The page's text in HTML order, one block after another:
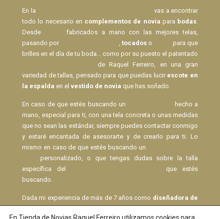
En la
vas a encontrar
todo lo necesario en complementos de novia para bodas.
Desde
fabricados a mano con las mejores telas,
pasando por
,tocados o
para que
brilles en el día de tu boda... como por su puesto el patentado
de Raquel Ferreiro, en una gran
variedad de tallas, pensado para que puedas lucir escote en
la espalda en el vestido de novia que has soñado.
En caso de que estés buscando un
hecho a
mano, especial para ti, con una tela concreta o unas medidas
que no sean las estándar, siempre puedes contactar conmigo
y estaré encantada de asesorarte y de crearlo para ti. Lo
mismo en caso de que estés buscando un
personalizado, o que tengas dudas sobre la talla
específica del
que estés
buscando.
Dada mi experiencia de más de 7 años como diseñadora de